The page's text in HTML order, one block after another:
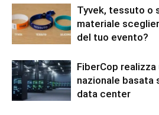
Tyvek, tessuto o
materiale
del tuo evento?
FiberCop
nazionale basata
data center